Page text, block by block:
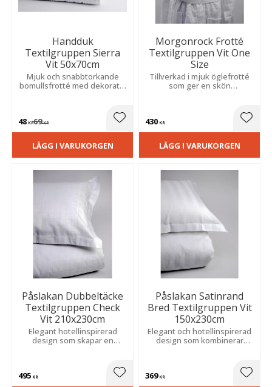
Handduk
Textilgruppen Sierra
Vit 50x70cm
Mjuk och snabbtorkande
bomullsfrotté med dekorativ
48 KR69KR Lägg till i favoriter
LÄGG I VARUKORGEN
Morgonrock Frotté
Textilgruppen Vit One
Size
Tillverkad i mjuk öglefrotté
som ger en skön
430 KR
LÄGG I VARUKORGEN
Påslakan Dubbeltäcke
Textilgruppen Check
Vit 210x230cm
Elegant hotellinspirerad
design som skapar en
samtidigt som materialet är
495 KR Lägg till i favoriter
Påslakan Satinrand
Bred Textilgruppen Vit
150x230cm
Elegant och hotellinspirerad
design som kombinerar
369KR